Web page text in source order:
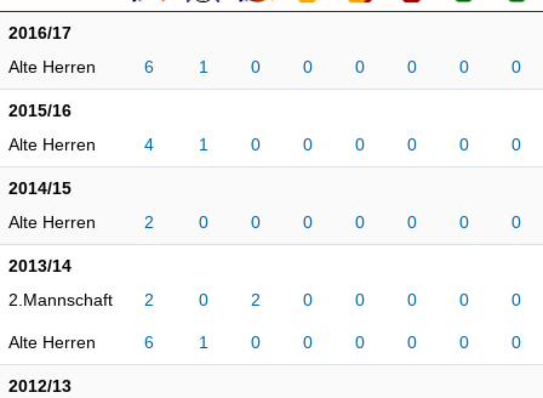
2016/17
Alte Herren
6 1 0 0 0 0 0 0
2015/16
Alte Herren
4 1 0 0 0 0 0 0
2014/15
Alte Herren
2 0 0 0 0 0 0 0
2013/14
2.Mannschaft
2 0 2 0 0 0 0 0
Alte Herren 6 1 0 0 0 0 0 0
2012/13